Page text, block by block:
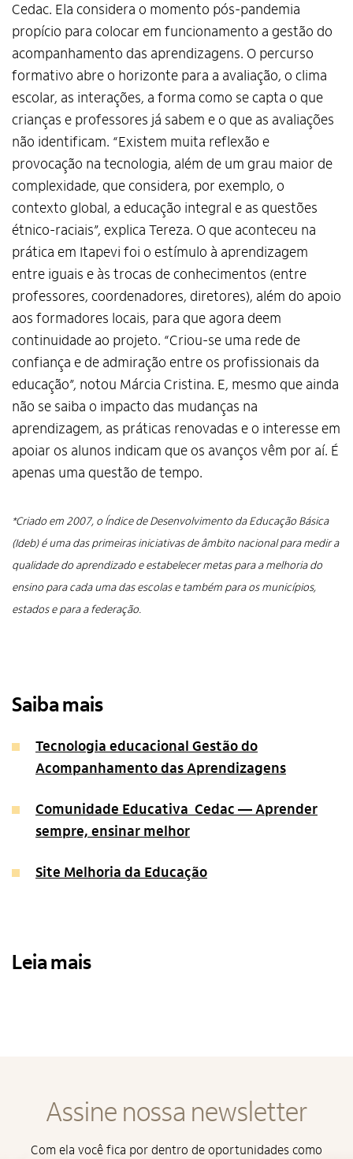
Alto Contraste
Termos de Uso e Política de
Privacidade
Cedac. Ela considera o momento pós-pandemia
propício para colocar em funcionamento a gestão do
acompanhamento das aprendizagens. O percurso
formativo abre o horizonte para a avaliação, o clima
escolar, as interações, a forma como se capta o que
crianças e professores já sabem e o que as avaliações
não identificam. “Existem muita reflexão e
provocação na tecnologia, além de um grau maior de
complexidade, que considera, por exemplo, o
contexto global, a educação integral e as questões
étnico-raciais”, explica Tereza. O que aconteceu na
prática em Itapevi foi o estímulo à aprendizagem
entre iguais e às trocas de conhecimentos (entre
professores, coordenadores, diretores), além do apoio
aos formadores locais, para que agora deem
continuidade ao projeto. “Criou-se uma rede de
confiança e de admiração entre os profissionais da
educação”, notou Márcia Cristina. E, mesmo que ainda
não se saiba o impacto das mudanças na
aprendizagem, as práticas renovadas e o interesse em
apoiar os alunos indicam que os avanços vêm por aí. É
apenas uma questão de tempo.
*Criado em 2007, o Índice de Desenvolvimento da Educação Básica
(Ideb) é uma das primeiras iniciativas de âmbito nacional para medir a
qualidade do aprendizado e estabelecer metas para a melhoria do
ensino para cada uma das escolas e também para os municípios,
estados e para a federação.
Saiba mais
Tecnologia educacional Gestão do
Acompanhamento das Aprendizagens
Comunidade Educativa Cedac — Aprender
sempre, ensinar melhor
Site Melhoria da Educação
Leia mais
Assine nossa newsletter
Com ela você fica por dentro de oportunidades como